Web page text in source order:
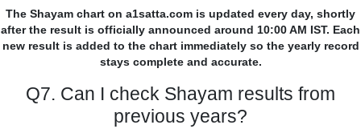
The Shayam chart on a1satta.com is updated every day, shortly
after the result is officially announced around 10:00 AM IST. Each
new result is added to the chart immediately so the yearly record
stays complete and accurate.
Q7. Can I check Shayam results from
previous years?